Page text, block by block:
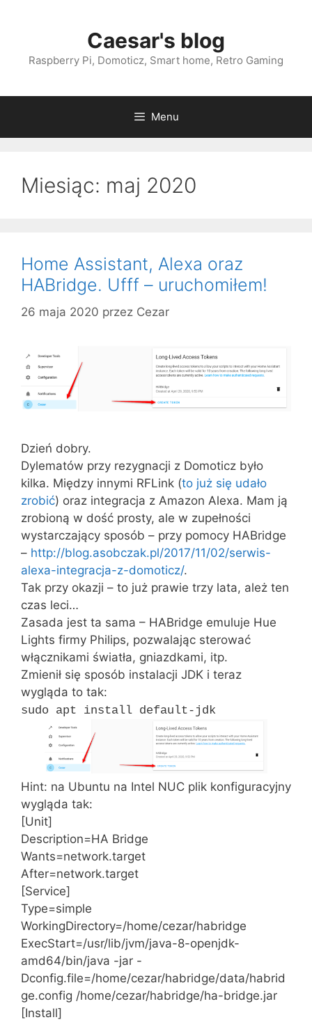
Caesar's blog
Raspberry Pi, Domoticz, Smart home, Retro Gaming
Menu
Miesiąc: maj 2020
Home Assistant, Alexa oraz
HABridge. Ufff – uruchomiłem!
26 maja 2020 przez Cezar
Dzień dobry.
Dylematów przy rezygnacji z Domoticz było
kilka. Między innymi RFLink (to już się udało
zrobić) oraz integracja z Amazon Alexa. Mam ją
zrobioną w dość prosty, ale w zupełności
wystarczający sposób – przy pomocy HABridge
– http://blog.asobczak.pl/2017/11/02/serwis-
alexa-integracja-z-domoticz/.
Tak przy okazji – to już prawie trzy lata, ależ ten
czas leci…
Zasada jest ta sama – HABridge emuluje Hue
Lights firmy Philips, pozwalając sterować
włącznikami światła, gniazdkami, itp.
Zmienił się sposób instalacji JDK i teraz
wygląda to tak:
sudo apt install default-jdk
Hint: na Ubuntu na Intel NUC plik konfiguracyjny
wygląda tak:
[Unit]
Description=HA Bridge
Wants=network.target
After=network.target
[Service]
Type=simple
WorkingDirectory=/home/cezar/habridge
ExecStart=/usr/lib/jvm/java-8-openjdk-
amd64/bin/java -jar -
Dconfig.file=/home/cezar/habridge/data/habrid
ge.config /home/cezar/habridge/ha-bridge.jar
[Install]